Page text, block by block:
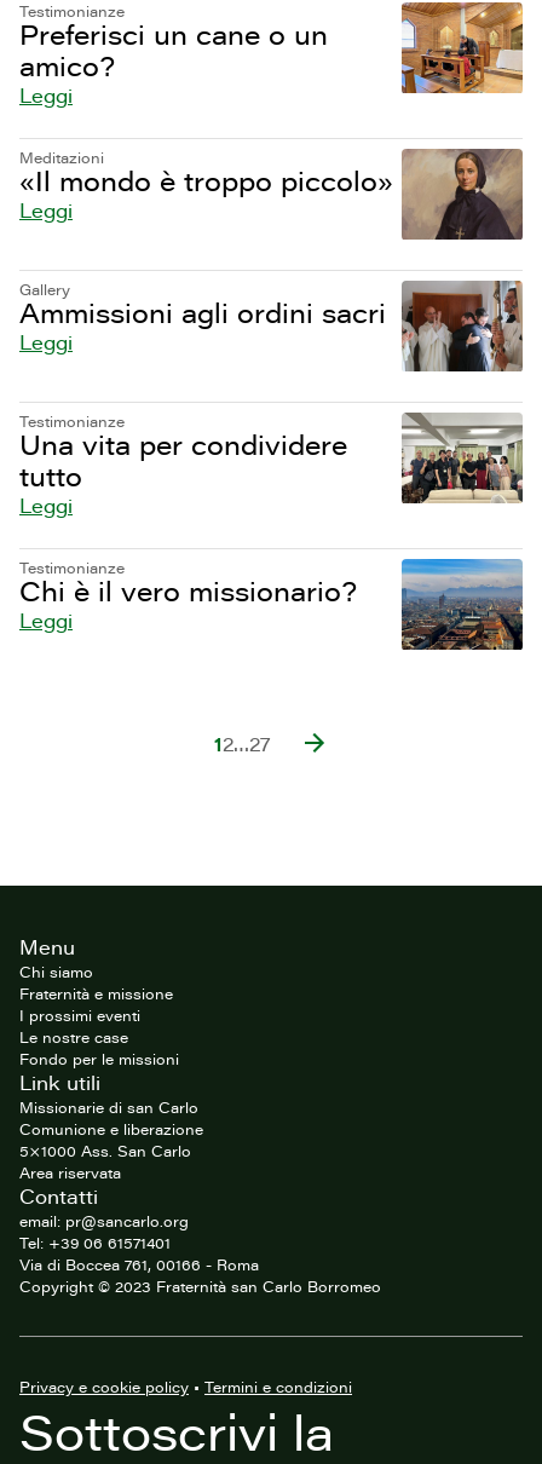
Testimonianze
Preferisci un cane o un
amico?
Leggi
Meditazioni
«Il mondo è troppo piccolo»
Leggi
Gallery
Ammissioni agli ordini sacri
Leggi
Testimonianze
Una vita per condividere
tutto
Leggi
Testimonianze
Chi è il vero missionario?
Leggi
12…27
FooterMenu
Chi siamo
Fraternità e missione
I prossimi eventi
Le nostre case
Fondo per le missioni
Link utili
Missionarie di san Carlo
Comunione e liberazione
5×1000 Ass. San Carlo
Area riservata
Contatti
email: pr@sancarlo.org
Tel: +39 06 61571401
Via di Boccea 761, 00166 - Roma
Copyright © 2023 Fraternità san Carlo Borromeo
Privacy e cookie policy • Termini e condizioni
Sottoscrivi la